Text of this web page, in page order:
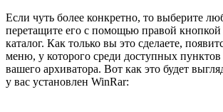
Если чуть более конкретно, то выберите
перетащите его с помощью правой
каталог. Как только вы это сделаете,
меню, у которого среди доступных
вашего архиватора. Вот как это будет
у вас установлен WinRar: